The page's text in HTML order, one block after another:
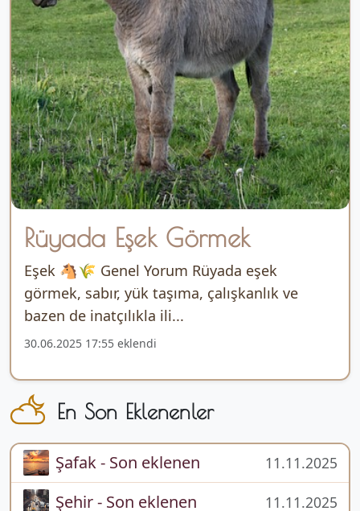
Rüyada Eşek Görmek
Eşek 🐴🌾 Genel Yorum Rüyada eşek
görmek, sabır, yük taşıma, çalışkanlık ve
bazen de inatçılıkla ili...
30.06.2025 17:55 eklendi
En Son Eklenenler
Şafak - Son eklenen 11.11.2025
Şehir - Son eklenen 11.11.2025